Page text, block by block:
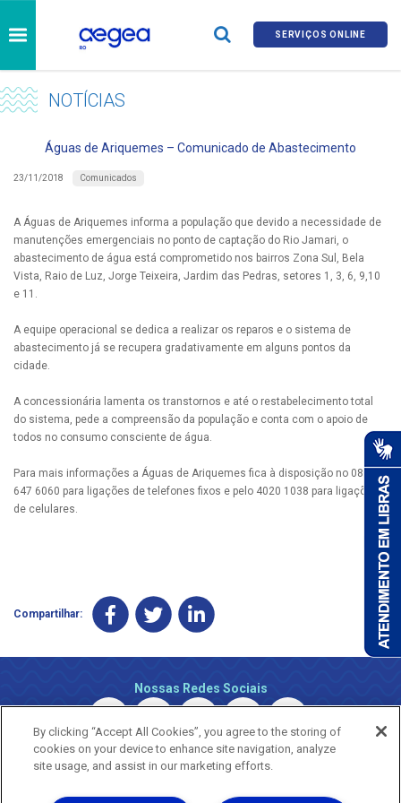
SERVIÇOS ONLINE
NOTÍCIAS
Águas de Ariquemes – Comunicado de Abastecimento
23/11/2018 Comunicados
A Águas de Ariquemes informa a população que devido a necessidade de
manutenções emergenciais no ponto de captação do Rio Jamari, o
abastecimento de água está comprometido nos bairros Zona Sul, Bela
Vista, Raio de Luz, Jorge Teixeira, Jardim das Pedras, setores 1, 3, 6, 9,10
e 11.
A equipe operacional se dedica a realizar os reparos e o sistema de
abastecimento já se recupera gradativamente em alguns pontos da
cidade.
A concessionária lamenta os transtornos e até o restabelecimento total
do sistema, pede a compreensão da população e conta com o apoio de
todos no consumo consciente de água.
Para mais informações a Águas de Ariquemes fica à disposição no 0800
647 6060 para ligações de telefones fixos e pelo 4020 1038 para ligações
de celulares.
Compartilhar:
Nossas Redes Sociais
By clicking “Accept All Cookies”, you agree to the storing of
cookies on your device to enhance site navigation, analyze
site usage, and assist in our marketing efforts.